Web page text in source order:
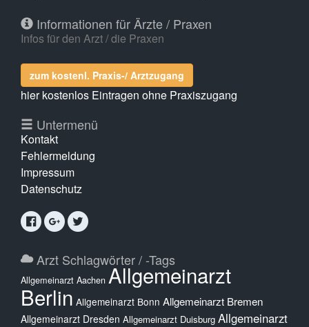
Informationen für Ärzte / Praxen
Infos für den Arzt / die Praxen
zum kostenl. Praxis-/ Arztzugang
hier kostenlos Eintragen ohne Praxiszugang
Untermenü
Kontakt
Fehlermeldung
Impressum
Datenschutz
Arzt Schlagwörter / -Tags
Allgemeinarzt Aachen Allgemeinarzt
Berlin Allgemeinarzt Bonn Allgemeinarzt Bremen
Allgemeinarzt Dresden Allgemeinarzt Duisburg Allgemeinarzt